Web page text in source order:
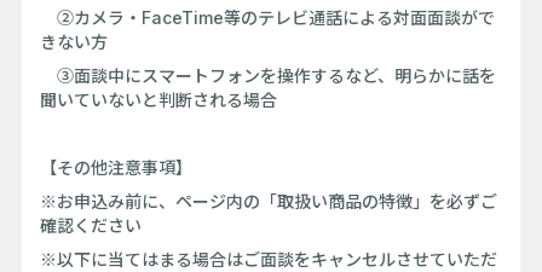
②カメラ・FaceTime等のテレビ通話による対面面談がで
きない方
③面談中にスマートフォンを操作するなど、明らかに話を
聞いていないと判断される場合
【その他注意事項】
※お申込み前に、ページ内の「取扱い商品の特徴」を必ずご
確認ください
※以下に当てはまる場合はご面談をキャンセルさせていただ